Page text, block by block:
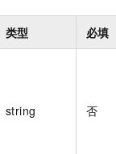
类型 必填
string 否